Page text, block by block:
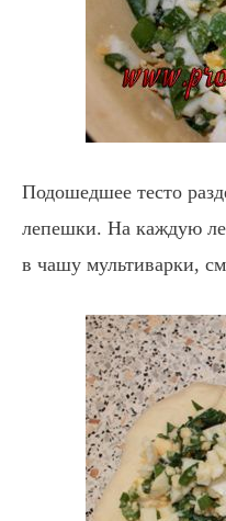
Подошедшее тесто
лепешки. На каждую
в чашу мультиварки,